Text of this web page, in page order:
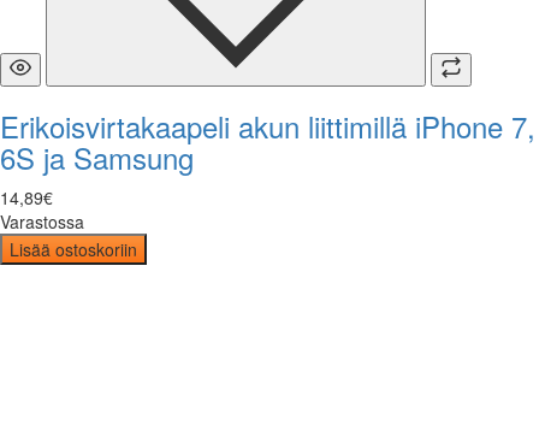
Erikoisvirtakaapeli akun liittimillä iPhone 7,
6S ja Samsung
14,89€
Varastossa
Lisää ostoskoriin